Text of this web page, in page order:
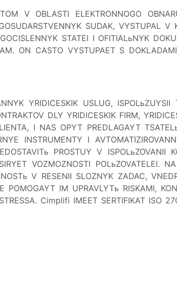
V OBLASTI ELEKTRONNOGO
SUDAK, VYSTUPAL V
STATEI I OFITIALьNYK
ON CASTO VYSTUPAET S
YRIDICESKIK USLUG,
DLY YRIDICESKIK FIRM,
I NAS OPYT PREDLAGAYT
INSTRUMENTY I
PROSTUY V ISPOLьZOVANII
VOZMOZNOSTI POLьZOVATELEI.
V RESENII SLOZNYK ZADAC,
POMOGAYT IM UPRAVLYTь RISKAMI,
Cimplifi IMEET SERTIFIKAT ISO